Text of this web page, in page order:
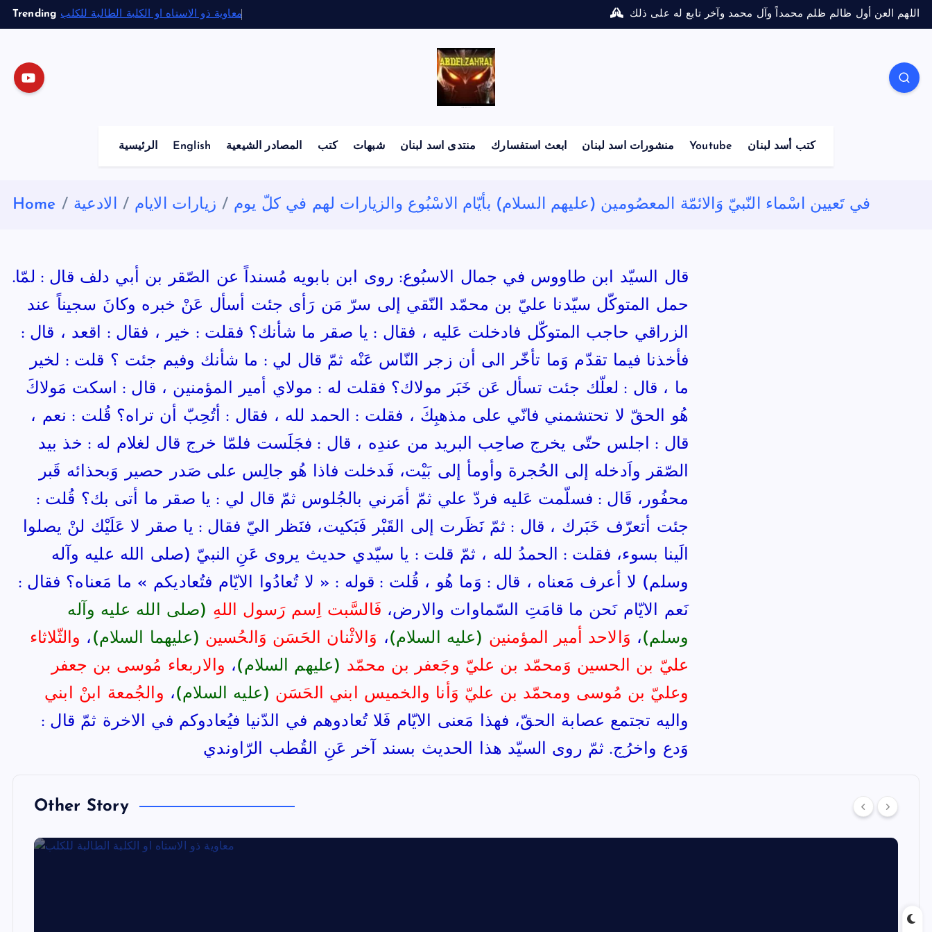
k
Trending معاوية ذو الاستاه او الكلبة الطالبة للكلب اللهم العن أول ظالم ظلم محمداً وآل محمد وآخر تابع له على ذلك
الرئيسية English المصادر الشيعية كتب شبهات منتدى اسد لبنان ابعث استفسارك منشورات اسد لبنان Youtube كتب أسد لبنان
Home الادعية زيارات الايام في تَعيين اسْماء النّبيّ وَالائمّة المعصُومين (عليهم السلام) بأيّام الاسْبُوع والزيارات لهم في كلّ يوم
.قال السيّد ابن طاووس في جمال الاسبُوع: روى ابن بابويه مُسنداً عن الصّقر بن أبي دلف قال : لمّا
حمل المتوكّل سيّدنا عليّ بن محمّد النّقي إلى سرّ مَن رَأى جئت أسأل عَنْ خبره وكانَ سجيناً عند
الزراقي حاجب المتوكّل فادخلت عَليه ، فقال : يا صقر ما شأنك؟ فقلت : خير ، فقال : اقعد ، قال :
فأخذنا فيما تقدّم وَما تأخّر الى أن زجر النّاس عَنْه ثمّ قال لي : ما شأنك وفيم جئت ؟ قلت : لخير
ما ، قال : لعلّك جئت تسأل عَن خَبَر مولاك؟ فقلت له : مولاي أمير المؤمنين ، قال : اسكت مَولاكَ
هُو الحقّ لا تحتشمني فانّي على مذهبِكَ ، فقلت : الحمد لله ، فقال : أتُحِبّ أن تراه؟ قُلت : نعم ،
قال : اجلس حتّى يخرج صاحِب البريد من عندِه ، قال : فجَلَست فلمّا خرج قال لغلام له : خذ بيد
الصّقر واَدخله إلى الحُجرة وأومأ إلى بَيْت، فَدخلت فاذا هُو جالِس على صَدر حصير وَبحذائه قَبر
محفُور، قَال : فسلّمت عَليه فردّ علي ثمّ أمَرني بالجُلوس ثمّ قال لي : يا صقر ما أتى بك؟ قُلت :
جئت أتعرّف خَبَرك ، قال : ثمّ نَظَرت إلى القَبْر فَبَكيت، فنَظر اليّ فقال : يا صقر لا عَلَيْك لنْ يصلوا
الَينا بسوء، فقلت : الحمدُ لله ، ثمّ قلت : يا سيّدي حديث يروى عَنِ النبيّ (صلى الله عليه وآله
وسلم) لا أعرف مَعناه ، قال : وَما هُو ، قُلت : قوله : « لا تُعادُوا الايّام فتُعاديكم » ما مَعناه؟ فقال :
نَعم الايّام نَحن ما قامَتِ السّماوات والارض، فَالسَّبت اِسم رَسول اللهِ (صلى الله عليه وآله
وسلم)، وَالاحد أمير المؤمنين (عليه السلام)، وَالاثْنان الحَسَن وَالحُسين (عليهما السلام) ، والثّلاثاء
عليّ بن الحسين وَمحمّد بن عليّ وجَعفر بن محمّد (عليهم السلام)، والاربعاء مُوسى بن جعفر
وعليّ بن مُوسى ومحمّد بن عليّ وَأنا والخميس ابني الحَسَن (عليه السلام)، والجُمعة ابنْ ابني
واليه تجتمع عصابة الحقّ، فهذا مَعنى الايّام فَلا تُعادوهم في الدّنيا فيُعادوكم في الاخرة ثمّ قال :
وَدع واخرُج. ثمّ روى السيّد هذا الحديث بسند آخر عَنِ القُطب الرّاوندي
Other Story